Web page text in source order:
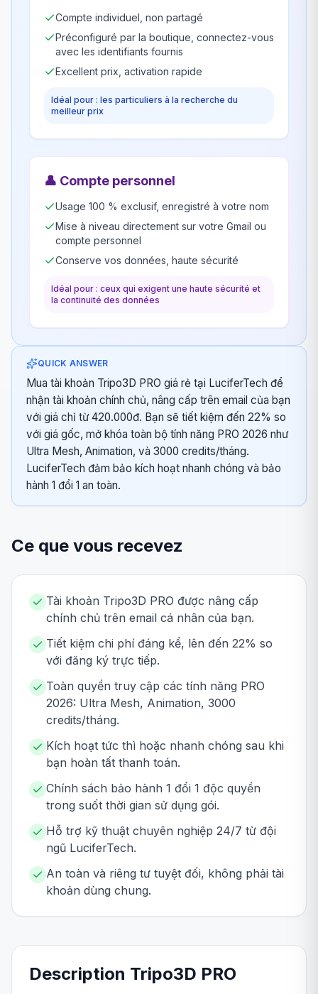
Compte individuel, non partagé
Préconfiguré par la boutique, connectez-vous
avec les identifiants fournis
Excellent prix, activation rapide
Idéal pour : les particuliers à la recherche du
meilleur prix
👤 Compte personnel
Usage 100 % exclusif, enregistré à votre nom
Mise à niveau directement sur votre Gmail ou
compte personnel
Conserve vos données, haute sécurité
Idéal pour : ceux qui exigent une haute sécurité et
la continuité des données
QUICK ANSWER
Mua tài khoản Tripo3D PRO giá rẻ tại LuciferTech để
nhận tài khoản chính chủ, nâng cấp trên email của bạn
với giá chỉ từ 420.000đ. Bạn sẽ tiết kiệm đến 22% so
với giá gốc, mở khóa toàn bộ tính năng PRO 2026 như
Ultra Mesh, Animation, và 3000 credits/tháng.
LuciferTech đảm bảo kích hoạt nhanh chóng và bảo
hành 1 đổi 1 an toàn.
Ce que vous recevez
Tài khoản Tripo3D PRO được nâng cấp
chính chủ trên email cá nhân của bạn.
Tiết kiệm chi phí đáng kể, lên đến 22% so
với đăng ký trực tiếp.
Toàn quyền truy cập các tính năng PRO
2026: Ultra Mesh, Animation, 3000
credits/tháng.
Kích hoạt tức thì hoặc nhanh chóng sau khi
bạn hoàn tất thanh toán.
Chính sách bảo hành 1 đổi 1 độc quyền
trong suốt thời gian sử dụng gói.
Hỗ trợ kỹ thuật chuyên nghiệp 24/7 từ đội
ngũ LuciferTech.
An toàn và riêng tư tuyệt đối, không phải tài
khoản dùng chung.
Description Tripo3D PRO